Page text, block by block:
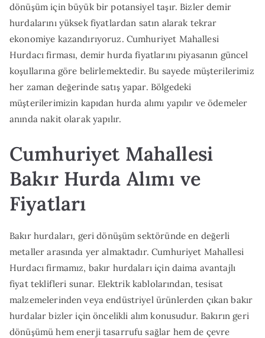
dönüşüm için büyük bir potansiyel taşır. Bizler demir
hurdalarını yüksek fiyatlardan satın alarak tekrar
ekonomiye kazandırıyoruz. Cumhuriyet Mahallesi
Hurdacı firması, demir hurda fiyatlarını piyasanın güncel
koşullarına göre belirlemektedir. Bu sayede müşterilerimiz
her zaman değerinde satış yapar. Bölgedeki
müşterilerimizin kapıdan hurda alımı yapılır ve ödemeler
anında nakit olarak yapılır.
Cumhuriyet Mahallesi
Bakır Hurda Alımı ve
Fiyatları
Bakır hurdaları, geri dönüşüm sektöründe en değerli
metaller arasında yer almaktadır. Cumhuriyet Mahallesi
Hurdacı firmamız, bakır hurdaları için daima avantajlı
fiyat teklifleri sunar. Elektrik kablolarından, tesisat
malzemelerinden veya endüstriyel ürünlerden çıkan bakır
hurdalar bizler için öncelikli alım konusudur. Bakırın geri
dönüşümü hem enerji tasarrufu sağlar hem de çevre